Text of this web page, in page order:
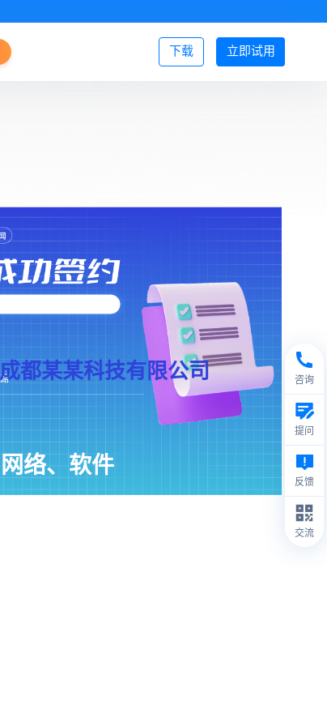
立即试用
下载 登录/注册
成都某某科技有限公司
络、软件
咨询
提问
反馈
交流